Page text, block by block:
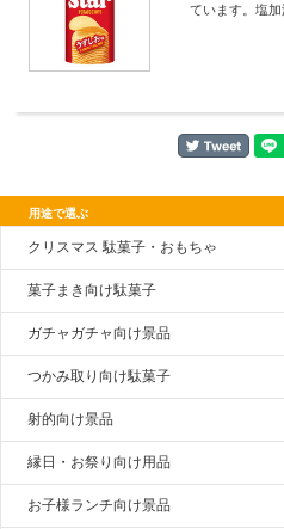
ています。塩
用途で選ぶ
クリスマス 駄菓子・おもちゃ
菓子まき向け駄菓子
ガチャガチャ向け景品
つかみ取り向け駄菓子
射的向け景品
縁日・お祭り向け用品
お子様ランチ向け景品